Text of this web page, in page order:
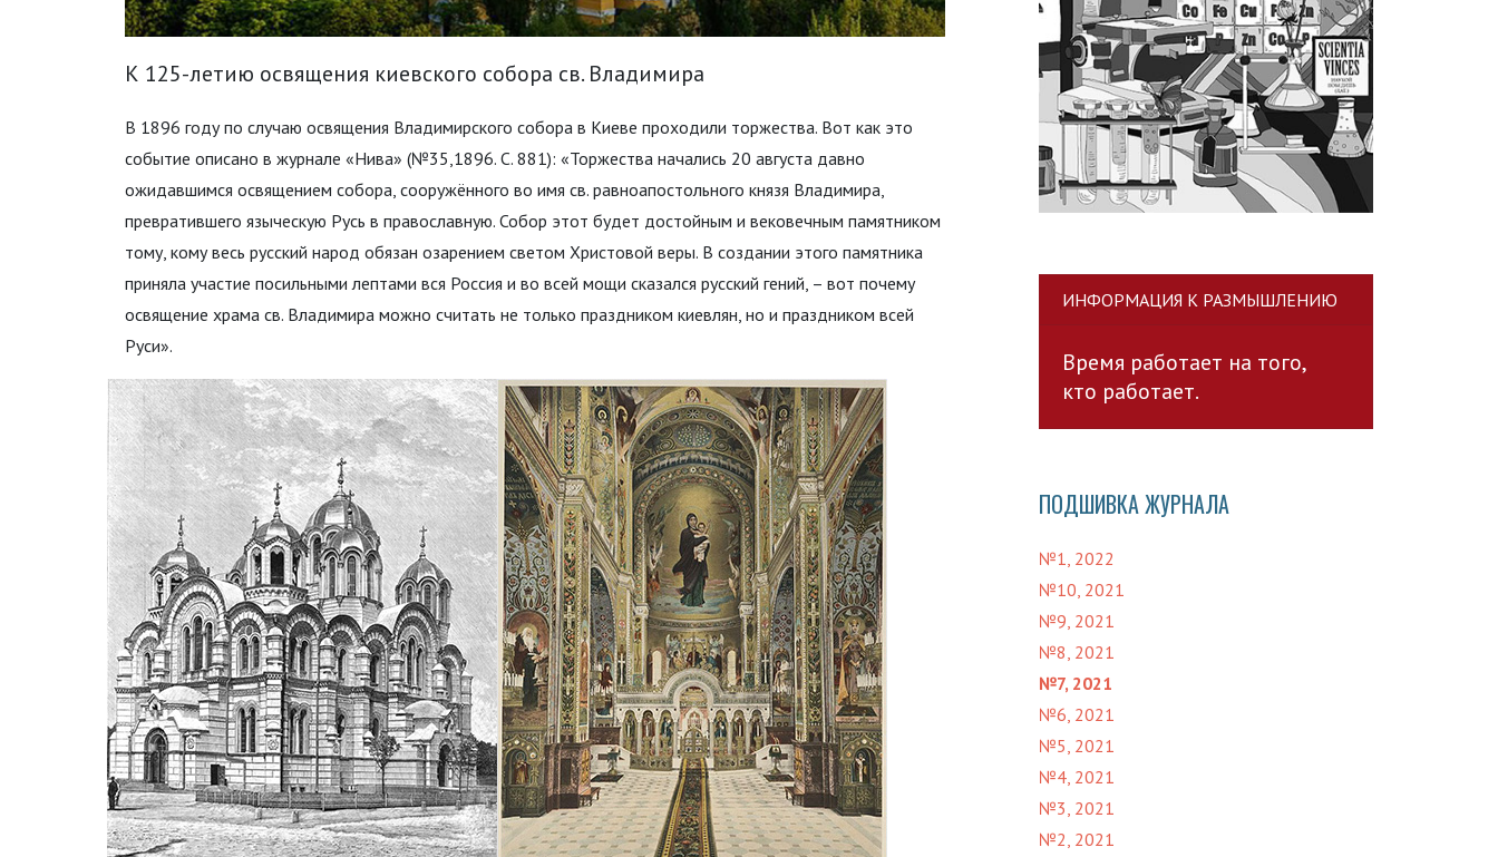
К 125-летию освящения киевского собора св. Владимира
В 1896 году по случаю освящения Владимирского собора в Киеве проходили торжества. Вот как это
событие описано в журнале «Нива» (№35,1896. С. 881): «Торжества начались 20 августа давно
ожидавшимся освящением собора, сооружённого во имя св. равноапостольного князя Владимира,
превратившего языческую Русь в православную. Собор этот будет достойным и вековечным памятником
тому, кому весь русский народ обязан озарением светом Христовой веры. В создании этого памятника
приняла участие посильными лептами вся Россия и во всей мощи сказался русский гений, – вот почему
освящение храма св. Владимира можно считать не только праздником киевлян, но и праздником всей
Руси».
ИНФОРМАЦИЯ К РАЗМЫШЛЕНИЮ
Время работает на того,
кто работает.
ПОДШИВКА ЖУРНАЛА
№1, 2022
№10, 2021
№9, 2021
№8, 2021
№7, 2021
№6, 2021
№5, 2021
№4, 2021
№3, 2021
№2, 2021